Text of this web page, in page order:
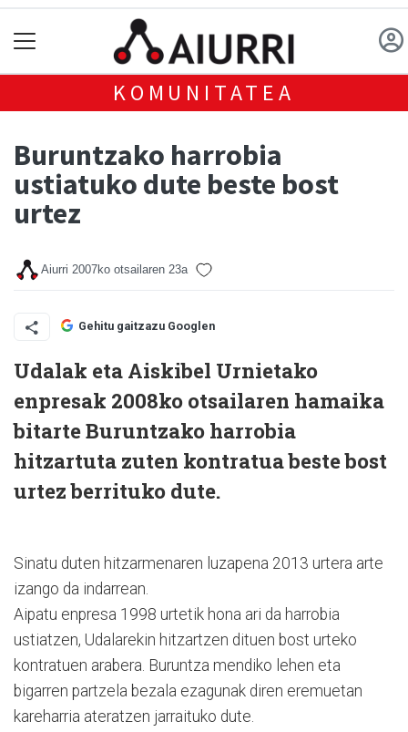
KOMUNITATEA
Buruntzako harrobia
ustiatuko dute beste bost
urtez
Aiurri 2007ko otsailaren 23a
Gehitu gaitzazu Googlen
Udalak eta Aiskibel Urnietako
enpresak 2008ko otsailaren hamaika
bitarte Buruntzako harrobia
hitzartuta zuten kontratua beste bost
urtez berrituko dute.
Sinatu duten hitzarmenaren luzapena 2013 urtera arte
izango da indarrean.
Aipatu enpresa 1998 urtetik hona ari da harrobia
ustiatzen, Udalarekin hitzartzen dituen bost urteko
kontratuen arabera. Buruntza mendiko lehen eta
bigarren partzela bezala ezagunak diren eremuetan
kareharria ateratzen jarraituko dute.